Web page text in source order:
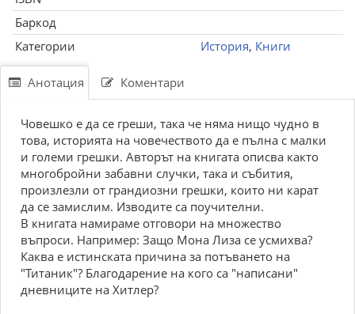
Баркод
Категории
История, Книги
Анотация Коментари
Човешко е да се греши, така че няма нищо чудно в
това, историята на човечеството да е пълна с малки
и големи грешки. Авторът на книгата описва както
многобройни забавни случки, така и събития,
произлезли от грандиозни грешки, които ни карат
да се замислим. Изводите са поучителни.
В книгата намираме отговори на множество
въпроси. Например: Защо Мона Лиза се усмихва?
Каква е истинската причина за потъването на
"Титаник"? Благодарение на кого са "написани"
дневниците на Хитлер?